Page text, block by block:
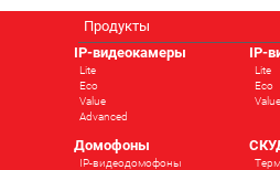
Продукты
IP-видеокамеры
Lite
Eco
Value
Advanced
IP-
Lite
Eco
Value
Домофоны
IP-видеодомофоны